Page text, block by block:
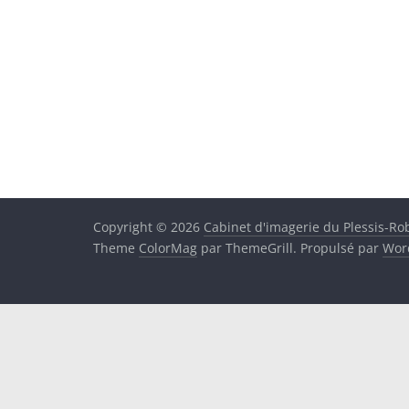
Copyright © 2026 Cabinet d'imagerie du Plessis-
Theme ColorMag par ThemeGrill. Propulsé par